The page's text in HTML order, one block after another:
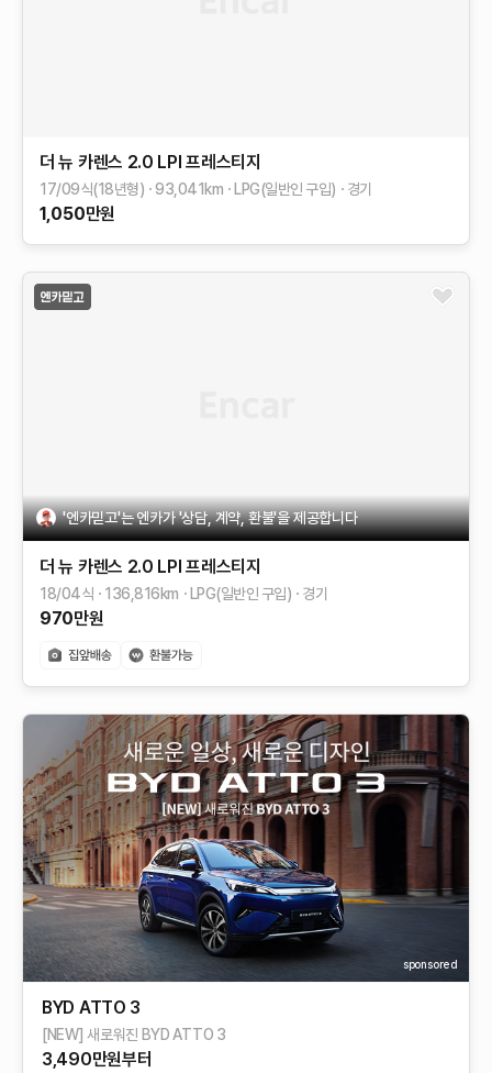
더 뉴 카렌스 2.0 LPI 프레스티지
17/09식(18년형) 93,041 km LPG(일반인 구입) 경기
1,050만원
'엔카믿고'는 엔카가 '상담, 계약, 환불'을 제공합니다
더 뉴 카렌스 2.0 LPI 프레스티지
18/04식 136,816km LPG(일반인 구입) 경기
970만원
sponsored
BYD ATTO 3
[NEW] 새로워진 BYD ATTO 3
3,490만원부터